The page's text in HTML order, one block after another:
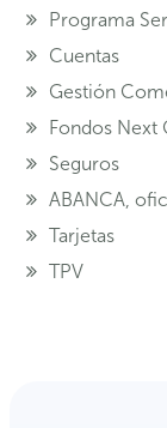
Programa
Cuentas
Gestión
Fondos Next
Seguros
ABANCA,
Tarjetas
TPV